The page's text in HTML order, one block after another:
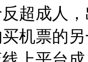
超成人
机票的